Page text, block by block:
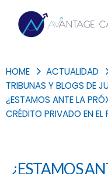
HOME
ACTUALIDAD
TRIBUNAS Y BLOGS DE
¿ESTAMOS ANTE LA
CRÉDITO PRIVADO EN EL
¿ESTAMOS